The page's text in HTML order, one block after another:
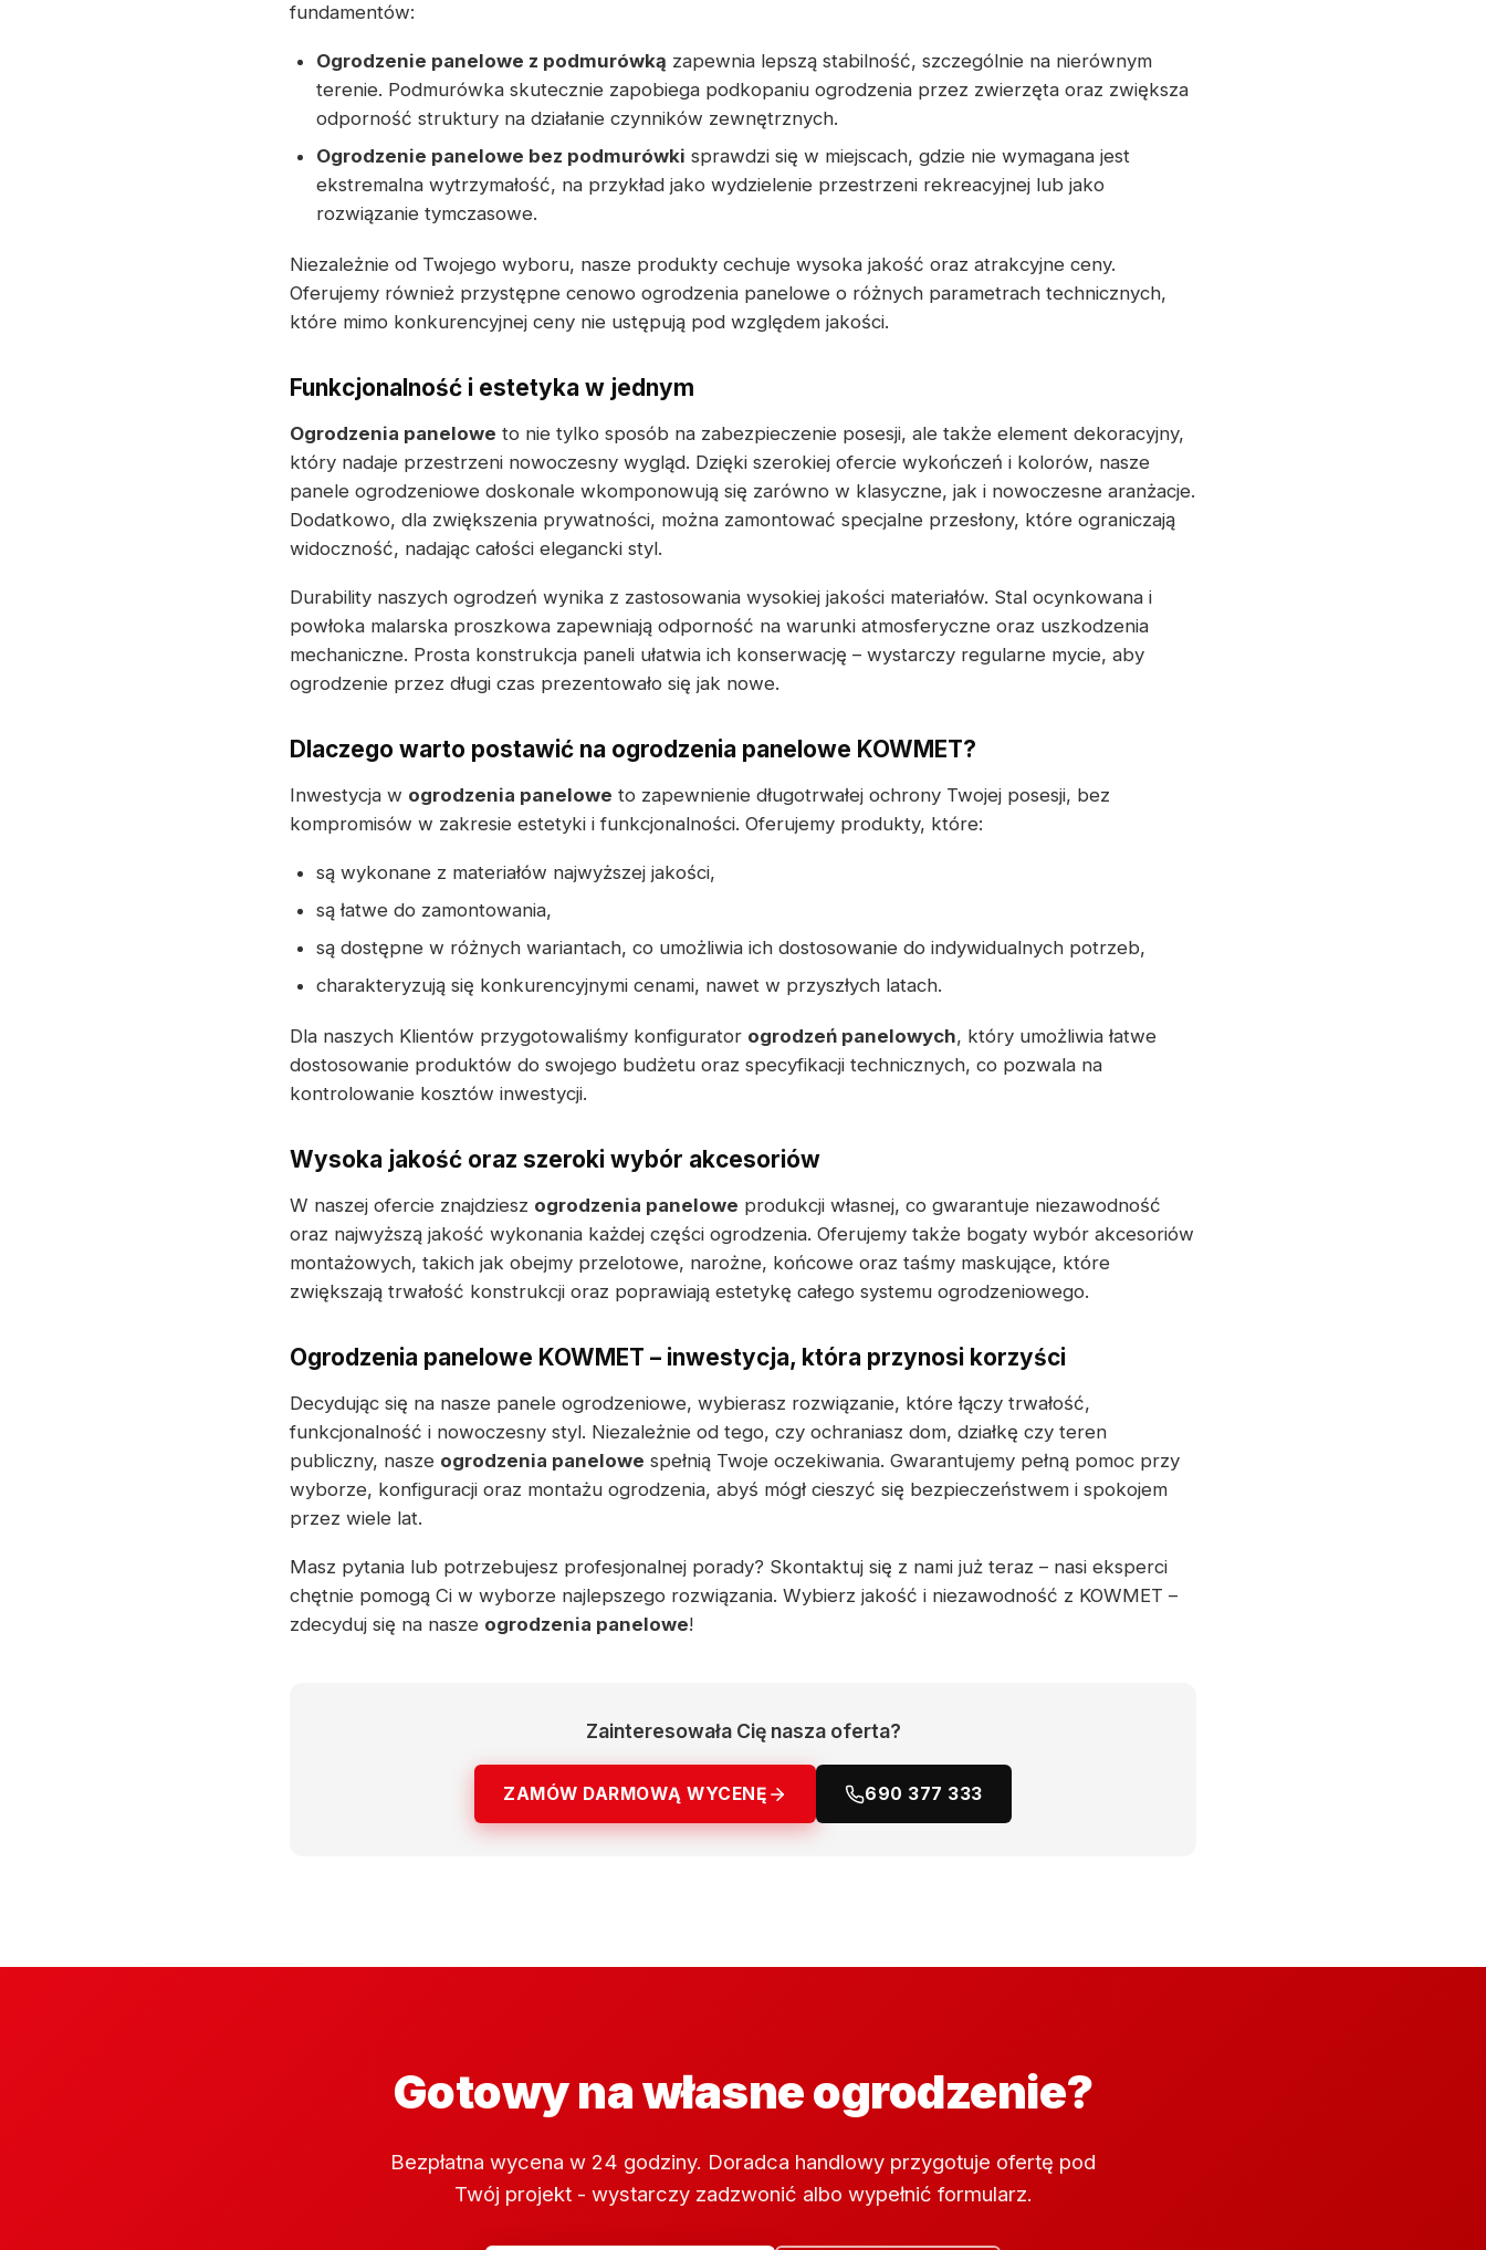
fundamentów:
Ogrodzenie panelowe z podmurówką zapewnia lepszą stabilność, szczególnie na nierównym
terenie. Podmurówka skutecznie zapobiega podkopaniu ogrodzenia przez zwierzęta oraz zwiększa
odporność struktury na działanie czynników zewnętrznych.
Ogrodzenie panelowe bez podmurówki sprawdzi się w miejscach, gdzie nie wymagana jest
ekstremalna wytrzymałość, na przykład jako wydzielenie przestrzeni rekreacyjnej lub jako
rozwiązanie tymczasowe.
Niezależnie od Twojego wyboru, nasze produkty cechuje wysoka jakość oraz atrakcyjne ceny.
Oferujemy również przystępne cenowo ogrodzenia panelowe o różnych parametrach technicznych,
które mimo konkurencyjnej ceny nie ustępują pod względem jakości.
Funkcjonalność i estetyka w jednym
Ogrodzenia panelowe to nie tylko sposób na zabezpieczenie posesji, ale także element dekoracyjny,
który nadaje przestrzeni nowoczesny wygląd. Dzięki szerokiej ofercie wykończeń i kolorów, nasze
panele ogrodzeniowe doskonale wkomponowują się zarówno w klasyczne, jak i nowoczesne aranżacje.
Dodatkowo, dla zwiększenia prywatności, można zamontować specjalne przesłony, które ograniczają
widoczność, nadając całości elegancki styl.
Durability naszych ogrodzeń wynika z zastosowania wysokiej jakości materiałów. Stal ocynkowana i
powłoka malarska proszkowa zapewniają odporność na warunki atmosferyczne oraz uszkodzenia
mechaniczne. Prosta konstrukcja paneli ułatwia ich konserwację – wystarczy regularne mycie, aby
ogrodzenie przez długi czas prezentowało się jak nowe.
Dlaczego warto postawić na ogrodzenia panelowe KOWMET?
Inwestycja w ogrodzenia panelowe to zapewnienie długotrwałej ochrony Twojej posesji, bez
kompromisów w zakresie estetyki i funkcjonalności. Oferujemy produkty, które:
są wykonane z materiałów najwyższej jakości,
są łatwe do zamontowania,
są dostępne w różnych wariantach, co umożliwia ich dostosowanie do indywidualnych potrzeb,
charakteryzują się konkurencyjnymi cenami, nawet w przyszłych latach.
Dla naszych Klientów przygotowaliśmy konfigurator ogrodzeń panelowych, który umożliwia łatwe
dostosowanie produktów do swojego budżetu oraz specyfikacji technicznych, co pozwala na
kontrolowanie kosztów inwestycji.
Wysoka jakość oraz szeroki wybór akcesoriów
W naszej ofercie znajdziesz ogrodzenia panelowe produkcji własnej, co gwarantuje niezawodność
oraz najwyższą jakość wykonania każdej części ogrodzenia. Oferujemy także bogaty wybór akcesoriów
montażowych, takich jak obejmy przelotowe, narożne, końcowe oraz taśmy maskujące, które
zwiększają trwałość konstrukcji oraz poprawiają estetykę całego systemu ogrodzeniowego.
Ogrodzenia panelowe KOWMET – inwestycja, która przynosi korzyści
Decydując się na nasze panele ogrodzeniowe, wybierasz rozwiązanie, które łączy trwałość,
funkcjonalność i nowoczesny styl. Niezależnie od tego, czy ochraniasz dom, działkę czy teren
publiczny, nasze ogrodzenia panelowe spełnią Twoje oczekiwania. Gwarantujemy pełną pomoc przy
wyborze, konfiguracji oraz montażu ogrodzenia, abyś mógł cieszyć się bezpieczeństwem i spokojem
przez wiele lat.
Masz pytania lub potrzebujesz profesjonalnej porady? Skontaktuj się z nami już teraz – nasi eksperci
chętnie pomogą Ci w wyborze najlepszego rozwiązania. Wybierz jakość i niezawodność z KOWMET –
zdecyduj się na nasze ogrodzenia panelowe!
Zainteresowała Cię nasza oferta?
ZAMÓW DARMOWĄ WYCENĘ 690 377 333
Gotowy na własne ogrodzenie?
Bezpłatna wycena w 24 godziny. Doradca handlowy przygotuje ofertę pod
Twój projekt - wystarczy zadzwonić albo wypełnić formularz.